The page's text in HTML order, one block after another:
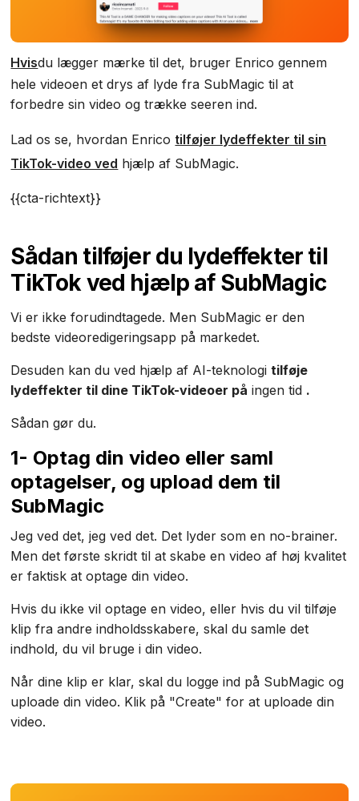
‍‍Hvisdu lægger mærke til det, bruger Enrico gennem
hele videoen et drys af lyde fra SubMagic til at
forbedre sin video og trække seeren ind.
Lad os se, hvordan Enrico tilføjer lydeffekter til sin
TikTok-video ved hjælp af SubMagic.
{{cta-richtext}}
Sådan tilføjer du lydeffekter til
TikTok ved hjælp af SubMagic
Vi er ikke forudindtagede. Men SubMagic er den
bedste videoredigeringsapp på markedet.
Desuden kan du ved hjælp af AI-teknologitilføje
lydeffekter til dine TikTok-videoer på ingen tid .
Sådan gør du.
1- Optag din video eller saml
optagelser, og upload dem til
SubMagic
Jeg ved det, jeg ved det. Det lyder som en no-brainer.
Men det første skridt til at skabe en video af høj kvalitet
er faktisk at optage din video.
Hvis du ikke vil optage en video, eller hvis du vil tilføje
klip fra andre indholdsskabere, skal du samle det
indhold, du vil bruge i din video.
Når dine klip er klar, skal du logge ind på SubMagic og
uploade din video. Klik på "Create" for at uploade din
video.